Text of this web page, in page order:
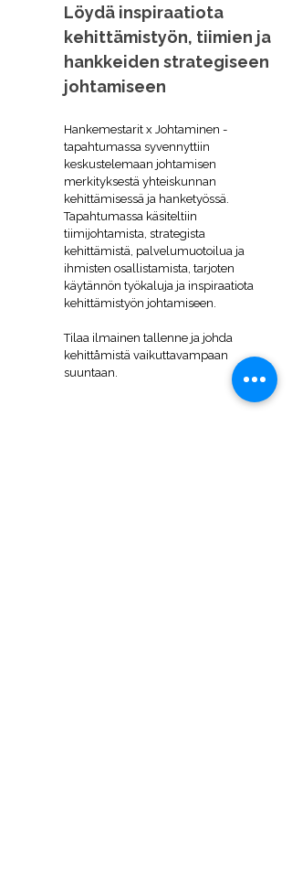
Löydä inspiraatiota
kehittämistyön, tiimien ja
hankkeiden strategiseen
johtamiseen
Hankemestarit x Johtaminen -
tapahtumassa syvennyttiin
keskustelemaan johtamisen
merkityksestä yhteiskunnan
kehittämisessä ja hanketyössä.
Tapahtumassa käsiteltiin
tiimijohtamista, strategista
kehittämistä, palvelumuotoilua ja
ihmisten osallistamista, tarjoten
käytännön työkaluja ja inspiraatiota
kehittämistyön johtamiseen.
Tilaa ilmainen tallenne ja johda
kehittåmistä vaikuttavampaan
suuntaan.